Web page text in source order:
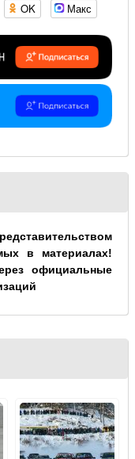
OK Макс
в материалах!
официальные